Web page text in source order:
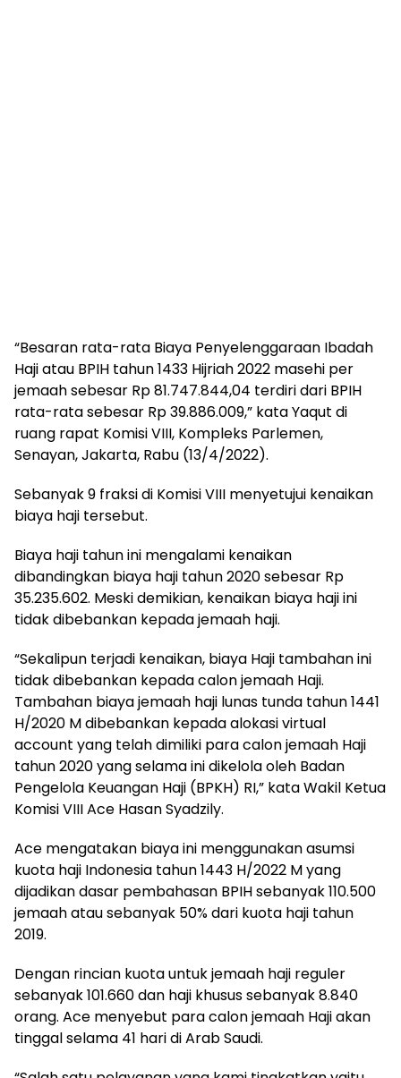
“Besaran rata-rata Biaya Penyelenggaraan Ibadah
Haji atau BPIH tahun 1433 Hijriah 2022 masehi per
jemaah sebesar Rp 81.747.844,04 terdiri dari BPIH
rata-rata sebesar Rp 39.886.009,” kata Yaqut di
ruang rapat Komisi VIII, Kompleks Parlemen,
Senayan, Jakarta, Rabu (13/4/2022).
Sebanyak 9 fraksi di Komisi VIII menyetujui kenaikan
biaya haji tersebut.
Biaya haji tahun ini mengalami kenaikan
dibandingkan biaya haji tahun 2020 sebesar Rp
35.235.602. Meski demikian, kenaikan biaya haji ini
tidak dibebankan kepada jemaah haji.
“Sekalipun terjadi kenaikan, biaya Haji tambahan ini
tidak dibebankan kepada calon jemaah Haji.
Tambahan biaya jemaah haji lunas tunda tahun 1441
H/2020 M dibebankan kepada alokasi virtual
account yang telah dimiliki para calon jemaah Haji
tahun 2020 yang selama ini dikelola oleh Badan
Pengelola Keuangan Haji (BPKH) RI,” kata Wakil Ketua
Komisi VIII Ace Hasan Syadzily.
Ace mengatakan biaya ini menggunakan asumsi
kuota haji Indonesia tahun 1443 H/2022 M yang
dijadikan dasar pembahasan BPIH sebanyak 110.500
jemaah atau sebanyak 50% dari kuota haji tahun
2019.
Dengan rincian kuota untuk jemaah haji reguler
sebanyak 101.660 dan haji khusus sebanyak 8.840
orang. Ace menyebut para calon jemaah Haji akan
tinggal selama 41 hari di Arab Saudi.